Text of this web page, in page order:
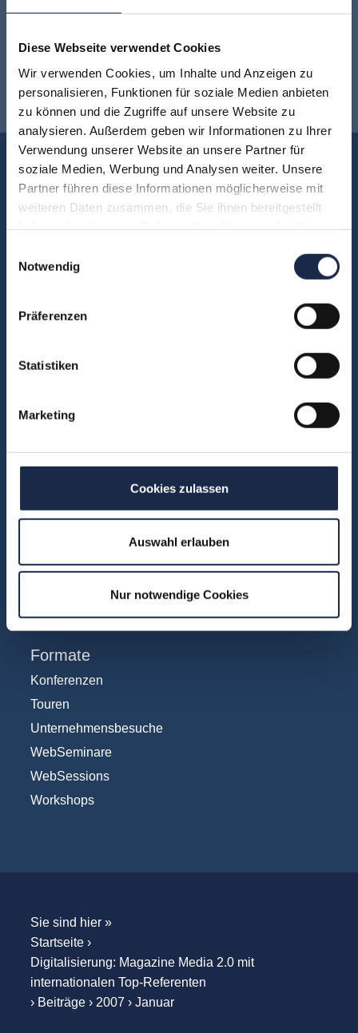
Diese Webseite verwendet Cookies
Wir verwenden Cookies, um Inhalte und Anzeigen zu
personalisieren, Funktionen für soziale Medien anbieten
zu können und die Zugriffe auf unsere Website zu
analysieren. Außerdem geben wir Informationen zu Ihrer
Verwendung unserer Website an unsere Partner für
soziale Medien, Werbung und Analysen weiter. Unsere
Partner führen diese Informationen möglicherweise mit
weiteren Daten zusammen, die Sie ihnen bereitgestellt
Notwendig
Präferenzen
Statistiken
Marketing
Cookies zulassen
Auswahl erlauben
Nur notwendige Cookies
Keine Veranstaltung mehr verpassen:
Jetzt für denMVFP Akademie
Newsletter anmelden!
Akademie
Über uns
FAQ
Teilnehmerstimmen
Fachübergreifend
IT und Digital
Marketing
Social & Community
Formate
Konferenzen
Touren
Unternehmensbesuche
WebSeminare
WebSessions
Workshops
Sie sind hier »
Startseite›
Digitalisierung: Magazine Media 2.0 mit
internationalen Top-Referenten
› Beiträge› 2007 › Januar